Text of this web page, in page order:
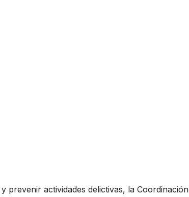
prevenir actividades delictivas, la Coordinación